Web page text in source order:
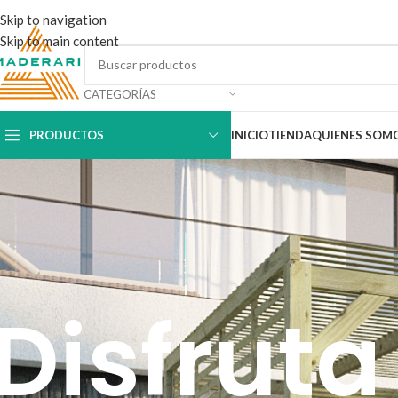
Skip to navigation
Skip to main content
CATEGORÍAS
PRODUCTOS INICIOTIENDAQUIENES